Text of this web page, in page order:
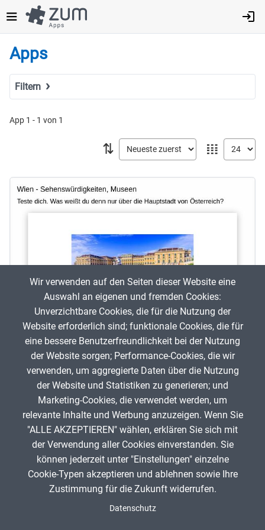
zum
Inhalt
Apps
Filtern
Fach
MINT
Sprachen
Geistes- & Sozialwissenschaften
Musische Fächer & Sport
Sonstiges
Schulstufe
Typ
Featured Apps
App 1 - 1 von 1
𝍖
⇅
Wien - Sehenswürdigkeiten, Museen
DaF
222 Andrea Dvorníková
ANZEIGE
Spenden
Impressum
Wir verwenden auf den Seiten dieser Website eine
Auswahl an eigenen und fremden Cookies:
Unverzichtbare Cookies, die für die Nutzung der
Website erforderlich sind; funktionale Cookies, die für
eine bessere Benutzerfreundlichkeit bei der Nutzung
der Website sorgen; Performance-Cookies, die wir
verwenden, um aggregierte Daten über die Nutzung
der Website und Statistiken zu generieren; und
Marketing-Cookies, die verwendet werden, um
relevante Inhalte und Werbung anzuzeigen. Wenn Sie
"ALLE AKZEPTIEREN" wählen, erklären Sie sich mit
der Verwendung aller Cookies einverstanden. Sie
können jederzeit unter "Einstellungen" einzelne
Cookie-Typen akzeptieren und ablehnen sowie Ihre
Zustimmung für die Zukunft widerrufen.
Datenschutz